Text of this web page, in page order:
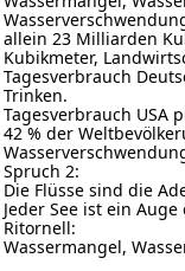
allein 23 Milliarden
Kubikmeter,
Tagesverbrauch
Trinken.
Tagesverbrauch USA
42 % der
Spruch 2:
Die Flüsse sind die
Jeder See ist ein
Ritornell:
Wassermangel,